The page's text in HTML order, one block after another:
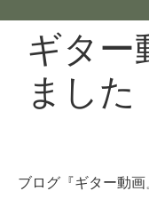
ギター
ました
ブログ『ギター動画